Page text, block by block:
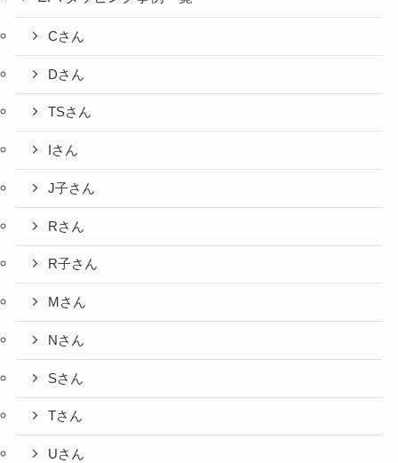
Cさん
Dさん
TSさん
Iさん
J子さん
Rさん
R子さん
Mさん
Nさん
Sさん
Tさん
Uさん